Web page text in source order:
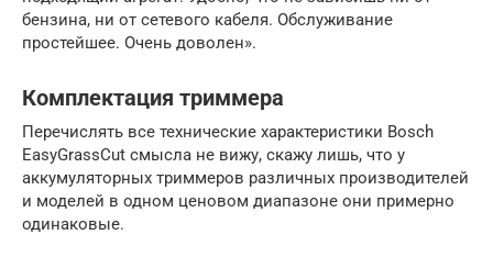
бензина, ни от сетевого кабеля. Обслуживание
простейшее. Очень доволен».
Комплектация триммера
Перечислять все технические характеристики Bosch
EasyGrassCut смысла не вижу, скажу лишь, что у
аккумуляторных триммеров различных производителей
и моделей в одном ценовом диапазоне они примерно
одинаковые.